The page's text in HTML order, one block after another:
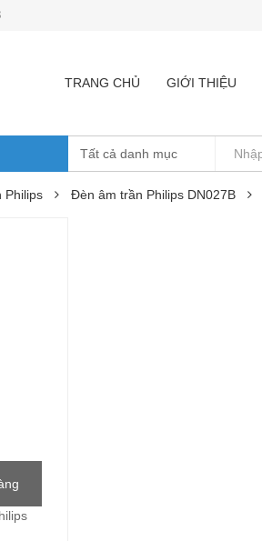
TRANG CHỦ GIỚI THIỆU
Philips Đèn âm trần Philips DN027B